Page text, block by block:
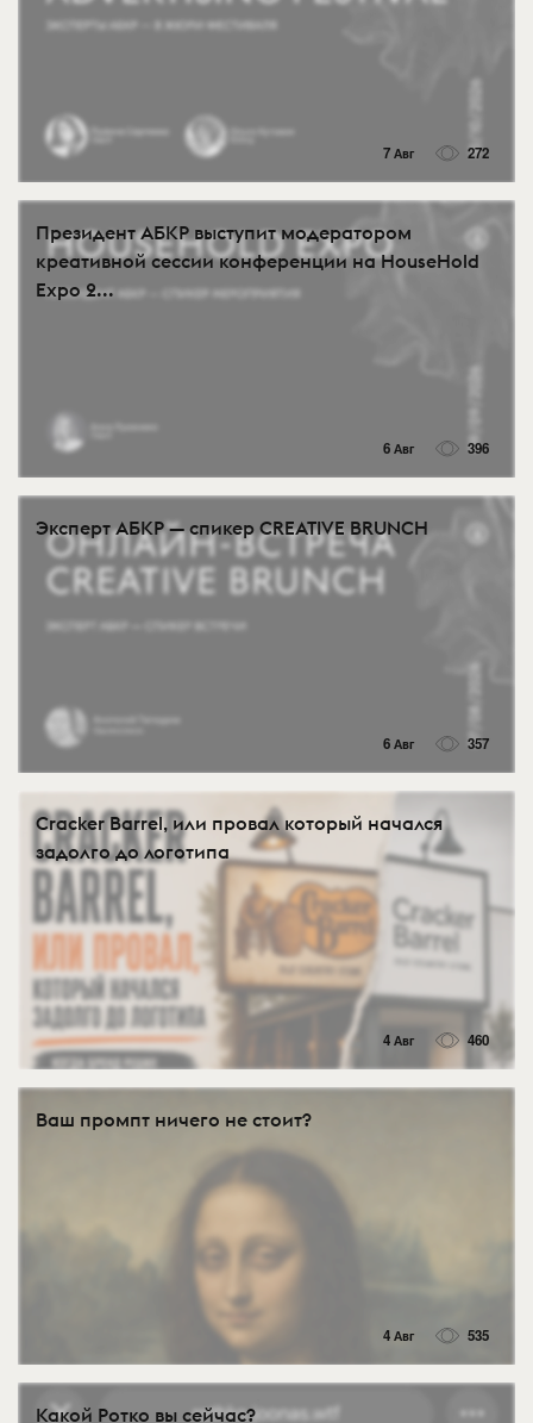
7 Авг 272
Президент АБКР выступит модератором
креативной сессии конференции на HouseHold
Expo 2...
6 Авг 396
Эксперт АБКР — спикер CREATIVE BRUNCH
6 Авг 357
Cracker Barrel, или провал который начался
задолго до логотипа
4 Авг 460
Ваш промпт ничего не стоит?
4 Авг 535
Какой Ротко вы сейчас?